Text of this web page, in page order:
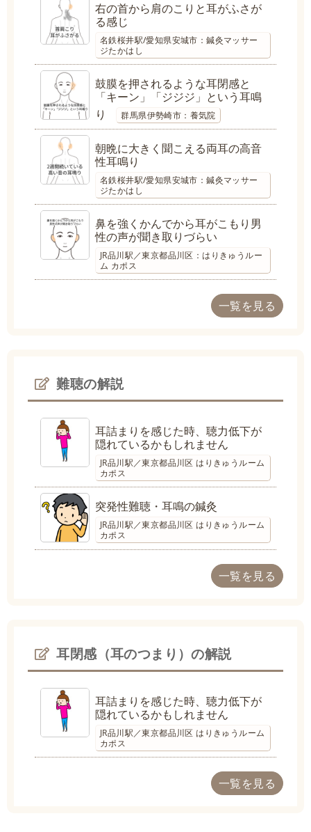
右の首から肩のこりと耳がふさが
る感じ
名鉄桜井駅/愛知県安城市：鍼灸マッサー
ジたかはし
鼓膜を押されるような耳閉感と
「キーン」「ジジジ」という耳鳴
り
群馬県伊勢崎市：養気院
朝晩に大きく聞こえる両耳の高音
性耳鳴り
名鉄桜井駅/愛知県安城市：鍼灸マッサー
ジたかはし
鼻を強くかんでから耳がこもり男
性の声が聞き取りづらい
JR品川駅／東京都品川区：はりきゅうルー
ム カポス
一覧を見る
難聴の解説
耳詰まりを感じた時、聴力低下が
隠れているかもしれません
JR品川駅／東京都品川区 はりきゅうルーム
カポス
突発性難聴・耳鳴の鍼灸
JR品川駅／東京都品川区 はりきゅうルーム
カポス
一覧を見る
耳閉感（耳のつまり）の解説
耳詰まりを感じた時、聴力低下が
隠れているかもしれません
JR品川駅／東京都品川区 はりきゅうルーム
カポス
一覧を見る